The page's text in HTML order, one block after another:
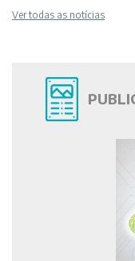
Ver todas as notícias